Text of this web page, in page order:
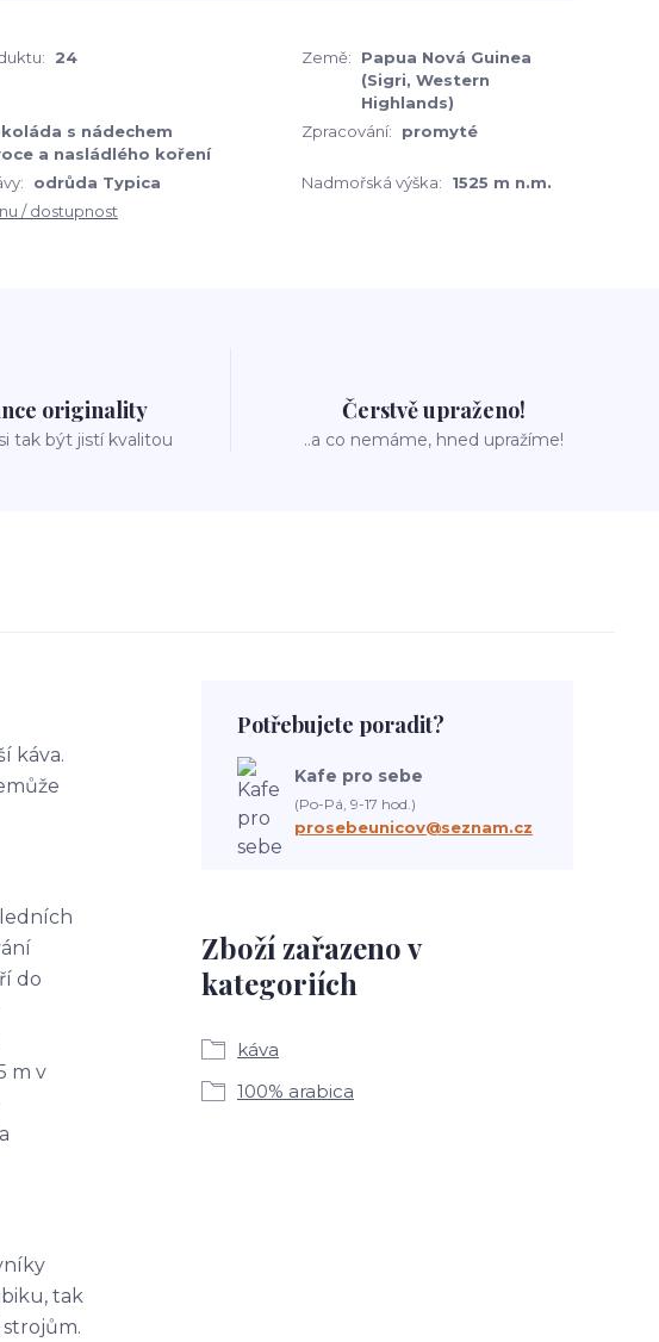
24 Země:
Papua Nová Guinea
(Sigri, Western
Highlands)
s nádechem
a nasládlého koření
Zpracování: promyté
odrůda Typica Nadmořská výška:
1525 m n.m.
/ dostupnost
originality
tak být jistí kvalitou
Čerstvě upraženo!
..a co nemáme, hned upražíme!
káva.
do
m v
tak
Zboží zařazeno v
kategoriích
káva
100% arabica
Potřebujete poradit?
Kafe pro sebe
(Po-Pá, 9-17 hod.)
prosebeunicov@seznam.cz